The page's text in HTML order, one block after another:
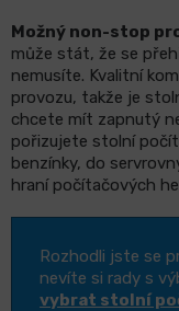
Možný non-stop
může stát, že se
nemusíte. Kvalitní
provozu, takže je
chcete mít zapnutý
pořizujete stolní
benzínky, do
hraní počítačových
Rozhodli jste se
nevíte si rady s
vybrat stolní